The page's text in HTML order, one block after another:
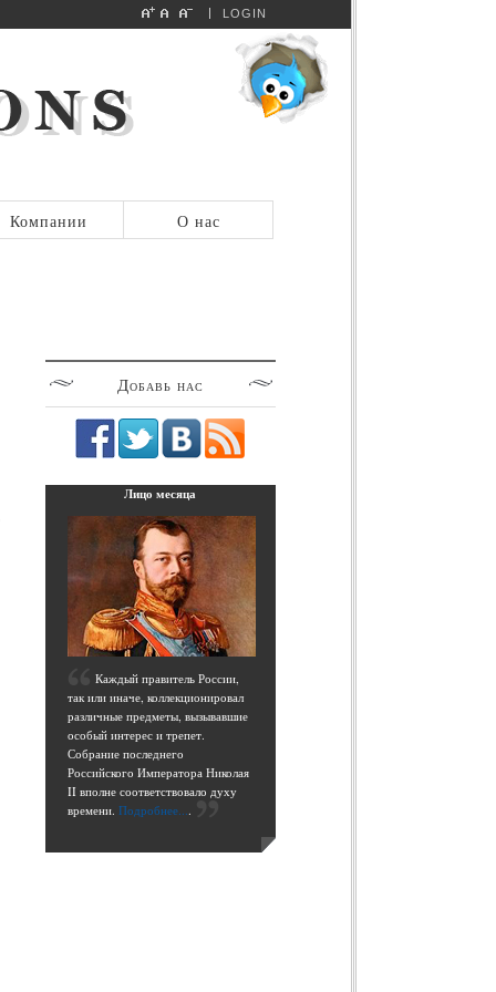
LOGIN
Компании О нас
Добавь нас
Лицо месяца
Каждый правитель России,
так или иначе, коллекционировал
различные предметы, вызывавшие
особый интерес и трепет.
Собрание последнего
Российского Императора Николая
II вполне соответствовало духу
времени. Подробнее....